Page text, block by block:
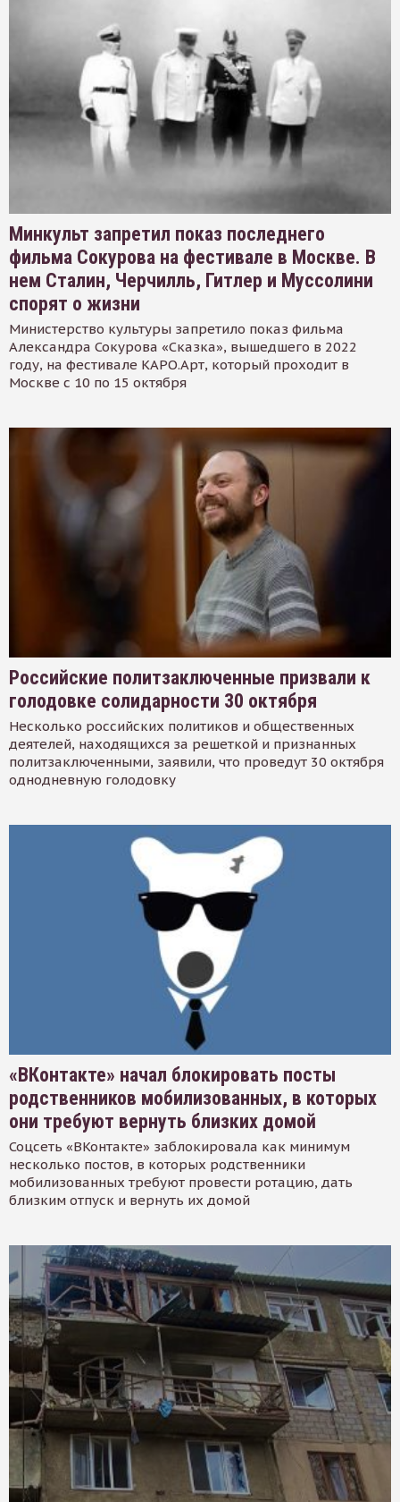
Минкульт запретил показ последнего
фильма Сокурова на фестивале в Москве. В
нем Сталин, Черчилль, Гитлер и Муссолини
спорят о жизни
Министерство культуры запретило показ фильма
Александра Сокурова «Сказка», вышедшего в 2022
году, на фестивале КАРО.Арт, который проходит в
Москве с 10 по 15 октября
Российские политзаключенные призвали к
голодовке солидарности 30 октября
Несколько российских политиков и общественных
деятелей, находящихся за решеткой и признанных
политзаключенными, заявили, что проведут 30 октября
однодневную голодовку
«ВКонтакте» начал блокировать посты
родственников мобилизованных, в которых
они требуют вернуть близких домой
Соцсеть «ВКонтакте» заблокировала как минимум
несколько постов, в которых родственники
мобилизованных требуют провести ротацию, дать
близким отпуск и вернуть их домой